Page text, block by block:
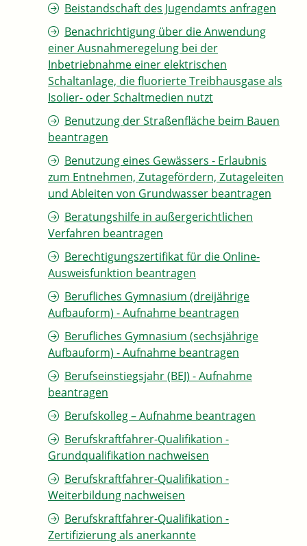
Beistandschaft des Jugendamts anfragen
Benachrichtigung über die Anwendung
einer Ausnahmeregelung bei der
Inbetriebnahme einer elektrischen
Schaltanlage, die fluorierte Treibhausgase als
Isolier- oder Schaltmedien nutzt
Benutzung der Straßenfläche beim Bauen
beantragen
Benutzung eines Gewässers - Erlaubnis
zum Entnehmen, Zutagefördern, Zutageleiten
und Ableiten von Grundwasser beantragen
Beratungshilfe in außergerichtlichen
Verfahren beantragen
Berechtigungszertifikat für die Online-
Ausweisfunktion beantragen
Berufliches Gymnasium (dreijährige
Aufbauform) - Aufnahme beantragen
Berufliches Gymnasium (sechsjährige
Aufbauform) - Aufnahme beantragen
Berufseinstiegsjahr (BEJ) - Aufnahme
beantragen
Berufskolleg – Aufnahme beantragen
Berufskraftfahrer-Qualifikation -
Grundqualifikation nachweisen
Berufskraftfahrer-Qualifikation -
Weiterbildung nachweisen
Berufskraftfahrer-Qualifikation -
Zertifizierung als anerkannte